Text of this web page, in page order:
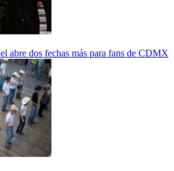
abre dos fechas más para fans de CDMX